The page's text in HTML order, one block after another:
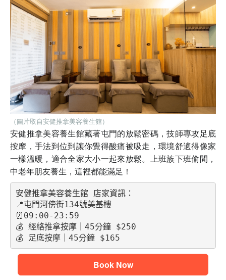
（圖片取自安健推拿美容養生館）
安健推拿美容養生館藏著屯門的放鬆密碼，技師專攻足底
按摩，手法到位到讓你覺得酸痛被吸走，環境舒適得像家
一樣溫暖，適合全家大小一起來放鬆。上班族下班偷閒，
中老年朋友養生，這裡都能滿足！
安健推拿美容養生館 店家資訊：
📍屯門河傍街134號美基樓
⏰09:00-23:59
💰 經絡推拿按摩｜45分鐘 $250
💰 足底按摩｜45分鐘 $165
Book Now